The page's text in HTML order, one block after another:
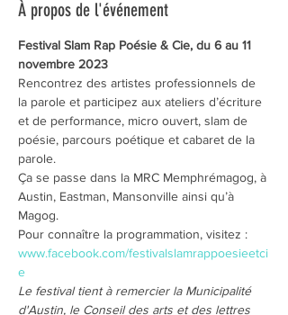
À propos de l'événement
Festival Slam Rap Poésie & Cie, du 6 au 11
novembre 2023
Rencontrez des artistes professionnels de
la parole et participez aux ateliers d’écriture
et de performance, micro ouvert, slam de
poésie, parcours poétique et cabaret de la
parole.
Ça se passe dans la MRC Memphrémagog, à
Austin, Eastman, Mansonville ainsi qu’à
Magog.
Pour connaître la programmation, visitez :
www.facebook.com/festivalslamrappoesieetci
e
­­­­Le festival tient à remercier la Municipalité
d'Austin, le Conseil des arts et des lettres